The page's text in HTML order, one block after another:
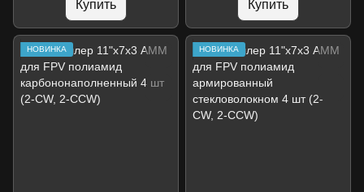
Купить Купить
НОВИНКА НОВИНКА